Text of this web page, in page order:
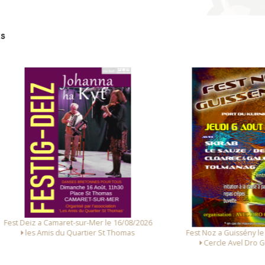
Deiz a Camaret-sur-Mer le 16/08/2026
les Amis du Quartier St Thomas
Fest Noz a Guissény le 06/
Cercle Avel Dro